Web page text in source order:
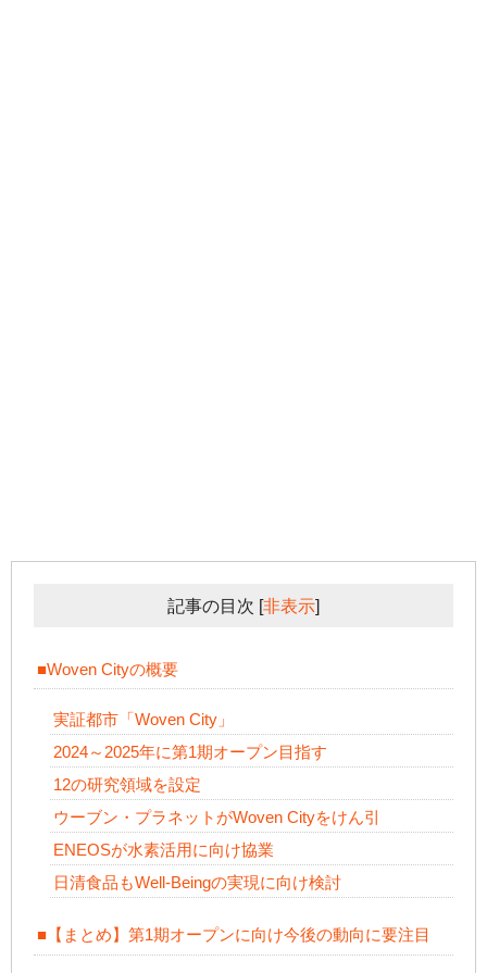
記事の目次 [非表示]
■Woven Cityの概要
実証都市「Woven City」
2024～2025年に第1期オープン目指す
12の研究領域を設定
ウーブン・プラネットがWoven Cityをけん引
ENEOSが水素活用に向け協業
日清食品もWell-Beingの実現に向け検討
■【まとめ】第1期オープンに向け今後の動向に要注目